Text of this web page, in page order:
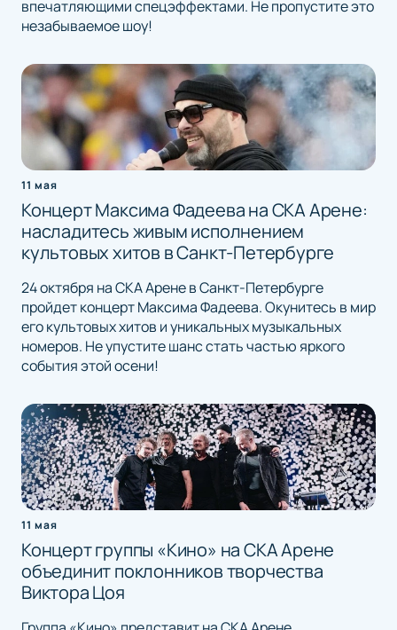
впечатляющими спецэффектами. Не пропустите это
незабываемое шоу!
11 мая
Концерт Максима Фадеева на СКА Арене:
насладитесь живым исполнением
культовых хитов в Санкт-Петербурге
24 октября на СКА Арене в Санкт-Петербурге
пройдет концерт Максима Фадеева. Окунитесь в мир
его культовых хитов и уникальных музыкальных
номеров. Не упустите шанс стать частью яркого
события этой осени!
11 мая
Концерт группы «Кино» на СКА Арене
объединит поклонников творчества
Виктора Цоя